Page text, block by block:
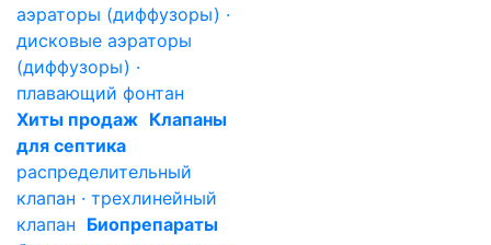
аэраторы (диффузоры) ·
дисковые аэраторы
(диффузоры) ·
плавающий фонтан
Хиты продаж Клапаны
для септика
распределительный
клапан · трехлинейный
клапан Биопрепараты